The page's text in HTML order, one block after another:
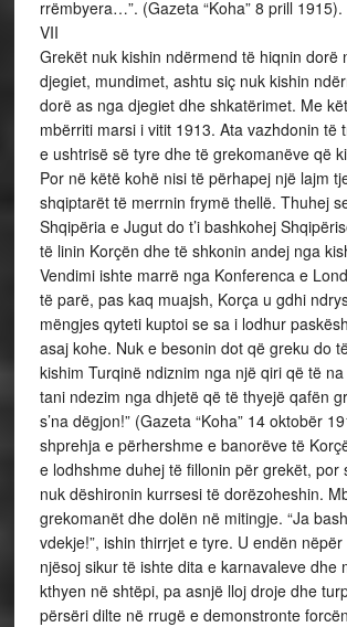
rrëmbyera…”. (Gazeta “Koha” 8 prill 1915).
VII
Grekët nuk kishin ndërmend të hiqnin dorë
djegiet, mundimet, ashtu siç nuk kishin
dorë as nga djegiet dhe shkatërimet. Me
mbërriti marsi i vitit 1913. Ata vazhdonin të
e ushtrisë së tyre dhe të grekomanëve që
Por në këtë kohë nisi të përhapej një lajm
shqiptarët të merrnin frymë thellë. Thuhej
Shqipëria e Jugut do t’i bashkohej
të linin Korçën dhe të shkonin andej nga
Vendimi ishte marrë nga Konferenca e
të parë, pas kaq muajsh, Korça u gdhi
mëngjes qyteti kuptoi se sa i lodhur
asaj kohe. Nuk e besonin dot që greku do
kishim Turqinë ndiznim nga një qiri që të
tani ndezim nga dhjetë që të thyejë qafën
s’na dëgjon!” (Gazeta “Koha” 14 oktobër
shprehja e përhershme e banorëve të
e lodhshme duhej të fillonin për grekët, por
nuk dëshironin kurrsesi të dorëzoheshin.
grekomanët dhe dolën në mitingje. “Ja
vdekje!”, ishin thirrjet e tyre. U endën
njësoj sikur të ishte dita e karnavaleve dhe
kthyen në shtëpi, pa asnjë lloj droje dhe
përsëri dilte në rrugë e demonstronte